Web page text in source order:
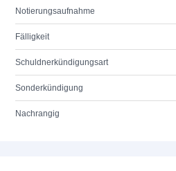
Notierungsaufnahme
Fälligkeit
Schuldnerkündigungsart
Sonderkündigung
Nachrangig